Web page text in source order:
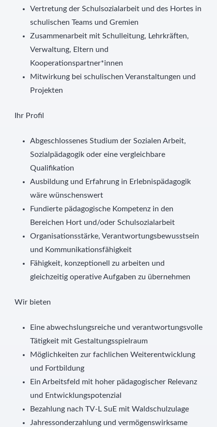
Vertretung der Schulsozialarbeit und des Hortes in
schulischen Teams und Gremien
Zusammenarbeit mit Schulleitung, Lehrkräften,
Verwaltung, Eltern und
Kooperationspartner*innen
Mitwirkung bei schulischen Veranstaltungen und
Projekten
Ihr Profil
Abgeschlossenes Studium der Sozialen Arbeit,
Sozialpädagogik oder eine vergleichbare
Qualifikation
Ausbildung und Erfahrung in Erlebnispädagogik
wäre wünschenswert
Fundierte pädagogische Kompetenz in den
Bereichen Hort und/oder Schulsozialarbeit
Organisationsstärke, Verantwortungsbewusstsein
und Kommunikationsfähigkeit
Fähigkeit, konzeptionell zu arbeiten und
gleichzeitig operative Aufgaben zu übernehmen
Wir bieten
Eine abwechslungsreiche und verantwortungsvolle
Tätigkeit mit Gestaltungsspielraum
Möglichkeiten zur fachlichen Weiterentwicklung
und Fortbildung
Ein Arbeitsfeld mit hoher pädagogischer Relevanz
und Entwicklungspotenzial
Bezahlung nach TV-L SuE mit Waldschulzulage
Jahressonderzahlung und vermögenswirksame